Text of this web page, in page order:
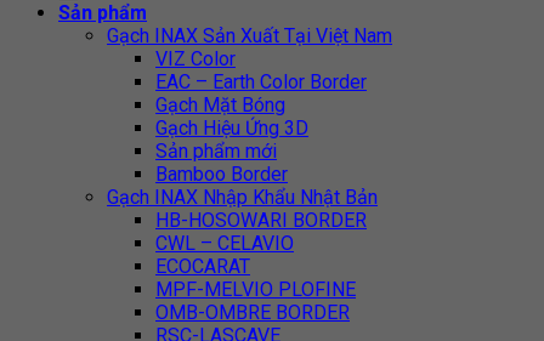
Sản phẩm
Gạch INAX Sản Xuất Tại Việt Nam
VIZ Color
EAC – Earth Color Border
Gạch Mặt Bóng
Gạch Hiệu Ứng 3D
Sản phẩm mới
Bamboo Border
Gạch INAX Nhập Khẩu Nhật Bản
HB-HOSOWARI BORDER
CWL – CELAVIO
ECOCARAT
MPF-MELVIO PLOFINE
OMB-OMBRE BORDER
RSC-LASCAVE